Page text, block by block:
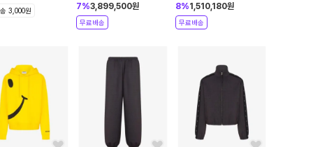
3,000원
7%3,899,500원
무료배송
8%1,510,180원
무료배송